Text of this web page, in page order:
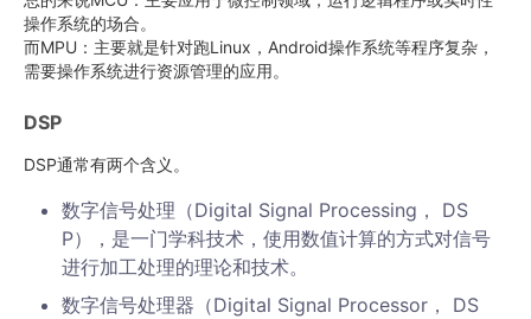
操作系统的场合。
而MPU：主要就是针对跑Linux，Android操作系统等程序复杂，
需要操作系统进行资源管理的应用。
DSP
DSP通常有两个含义。
数字信号处理（Digital Signal Processing， DS
P），是一门学科技术，使用数值计算的方式对信号
进行加工处理的理论和技术。
数字信号处理器（Digital Signal Processor， DS